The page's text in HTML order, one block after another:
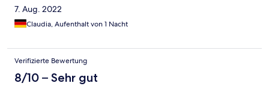
7. Aug. 2022
Claudia, Aufenthalt von 1 Nacht
Verifizierte Bewertung
8/10 – Sehr gut